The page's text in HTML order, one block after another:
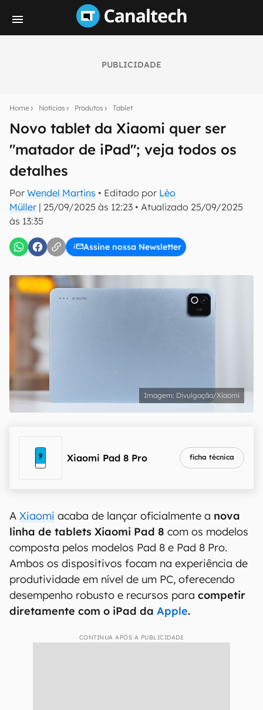
PUBLICIDADE
Home Notícias Produtos Tablet
Novo tablet da Xiaomi quer ser
"matador de iPad"; veja todos os
detalhes
Por Wendel Martins • Editado por Léo
Müller | 25/09/2025 às 12:23 • Atualizado 25/09/2025
às 13:35
Assine nossa Newsletter
notícias e reviews sobre tecnologia em primeira
E-mail
inscreva-se
Uso e Política de Privacidade do Canaltech.
Divulgação/Xiaomi
Xiaomi Pad 8 Pro ficha técnica
A Xiaomi acaba de lançar oficialmente a nova
linha de tablets Xiaomi Pad 8 com os modelos
composta pelos modelos Pad 8 e Pad 8 Pro.
Ambos os dispositivos focam na experiência de
produtividade em nível de um PC, oferecendo
desempenho robusto e recursos para competir
diretamente com o iPad da Apple.
CONTINUA APÓS A PUBLICIDADE